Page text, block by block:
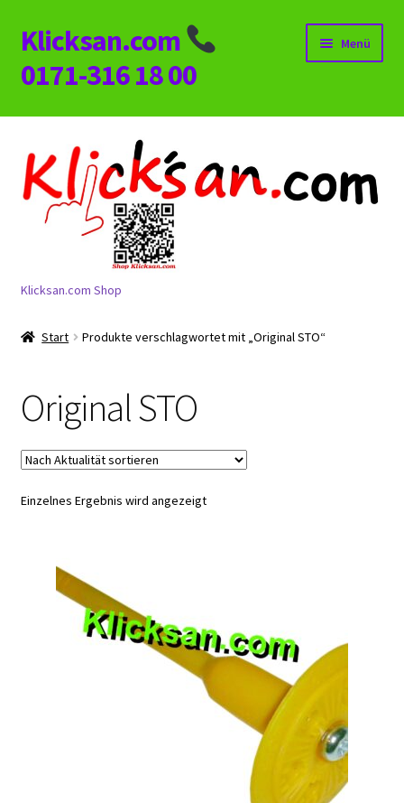
Zur
Navigation
springen
Zum
Inhalt
springen
Klicksan.com
0171-316 18 00
Menü
Start
AGB
Alle Kategorien
Mein Konto
QR-Code
Shop
Klicksan.com Shop
Start Produkte verschlagwortet mit „Original STO“
Original STO
Einzelnes Ergebnis wird angezeigt